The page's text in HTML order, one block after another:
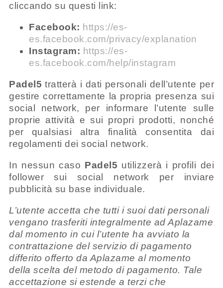
cliccando su questi link:
Facebook: https://es-
es.facebook.com/privacy/explanation
Instagram: https://es-
es.facebook.com/help/instagram
Padel5 tratterà i dati personali dell’utente per
gestire correttamente la propria presenza sui
social network, per informare l’utente sulle
proprie attività e sui propri prodotti, nonché
per qualsiasi altra finalità consentita dai
regolamenti dei social network.
In nessun caso Padel5 utilizzerà i profili dei
follower sui social network per inviare
pubblicità su base individuale.
L’utente accetta che tutti i suoi dati personali
vengano trasferiti integralmente ad Aplazame
dal momento in cui l’utente ha avviato la
contrattazione del servizio di pagamento
differito offerto da Aplazame al momento
della scelta del metodo di pagamento. Tale
accettazione si estende a terzi che